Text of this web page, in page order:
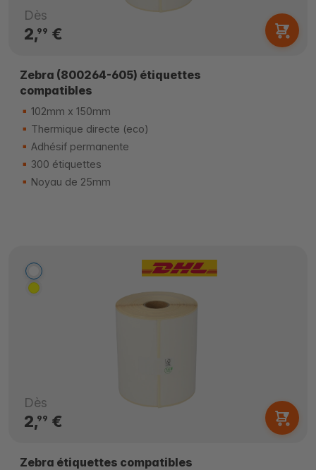
Dès
2,99 €
Zebra (800264-605) étiquettes
compatibles
102mm x 150mm
Thermique directe (eco)
Adhésif permanente
300 étiquettes
Noyau de 25mm
Dès
2,99 €
Zebra étiquettes compatibles